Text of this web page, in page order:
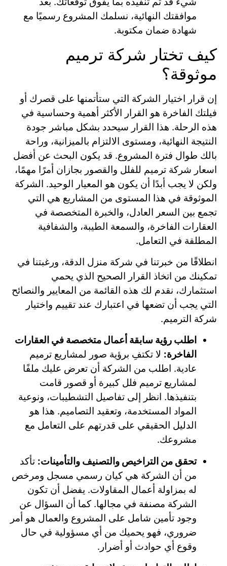
موافقتك النهائية، نسلمك المشروع رسميًا مع
شهادة ضمان مكتوبة.
كيف تختار شركة ترميم
موثوقة؟
إن قرار اختيار الشركة التي ستأتمنها على قصرك أو
فيلتك الفاخرة هو القرار الأكثر أهمية وحساسية في
هذه الرحلة. هذا القرار سيحدد بشكل مباشر جودة
النتيجة النهائية، ومستوى الالتزام بالميزانية، وراحة
بالك طوال فترة المشروع. قد يكون البحث عن أفضل
اسعار شركة ترميم للفلل والقصور بجازان أمرًا مهمًا،
ولكن لا يجب أبدًا أن يكون هو المعيار الوحيد. الشركة
الموثوقة في هذا المستوى من المشاريع هي التي
تجمع بين السعر العادل، والخبرة المتخصصة في
العقارات الفاخرة، والسمعة الطيبة، والشفافية
المطلقة في التعامل.
انطلاقًا من خبرتنا في شركة منزل الدقة، ورغبتنا في
تمكينك من اتخاذ القرار الصحيح الذي يحمي
استثمارك، نقدم لك هذه القائمة من المعايير والنصائح
التي يجب أن تضعها في اعتبارك عند تقييم واختيار
شركة الترميم.
اطلب رؤية سابقة أعمال متخصصة في العقارات
الفاخرة: لا تكتفِ برؤية صور لمشاريع ترميم
عادية. اطلب من الشركة أن تعرض عليك ملفًا
لمشاريع ترميم فلل كبيرة أو قصور قامت
بتنفيذها. انظر إلى تفاصيل التشطيبات، ونوعية
المواد المستخدمة، وتعقيد التصاميم. هذا هو
الدليل الحقيقي على قدرتهم على التعامل مع
مشروعك.
تحقق من التراخيص والتصنيف والتأمينات: تأكد
من أن الشركة هي كيان رسمي مسجل ومرخص
له بمزاولة أعمال المقاولات. يفضل أن تكون
الشركة مصنفة في مجالها. كما أن السؤال عن
وجود تأمين شامل على المشروع والعمال هو أمر
ضروري، فهو يحميك من أي مسؤولية في حال
وقوع أي حوادث أو أضرار.